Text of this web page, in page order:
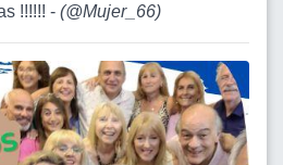
!!!!!! - (@Mujer_66)